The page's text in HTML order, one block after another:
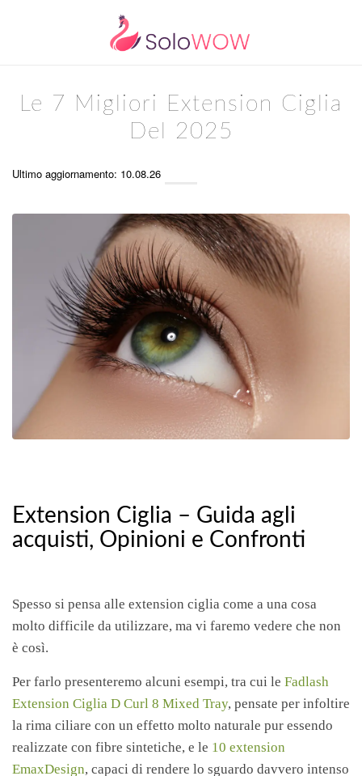
Le 7 Migliori Extension Ciglia
Del 2025
Ultimo aggiornamento: 10.08.26
Extension Ciglia – Guida agli
acquisti, Opinioni e Confronti
Spesso si pensa alle extension ciglia come a una cosa
molto difficile da utilizzare, ma vi faremo vedere che non
è così.
Per farlo presenteremo alcuni esempi, tra cui le Fadlash
Extension Ciglia D Curl 8 Mixed Tray, pensate per infoltire
la rima ciliare con un effetto molto naturale pur essendo
realizzate con fibre sintetiche, e le 10 extension
EmaxDesign, capaci di rendere lo sguardo davvero intenso